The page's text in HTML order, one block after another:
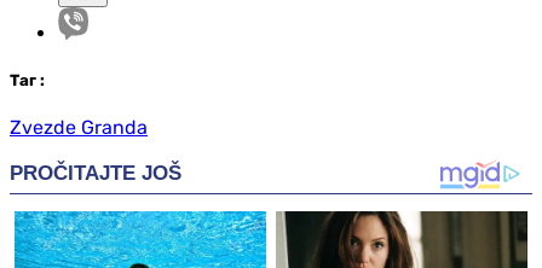
Таг :
Zvezde Granda